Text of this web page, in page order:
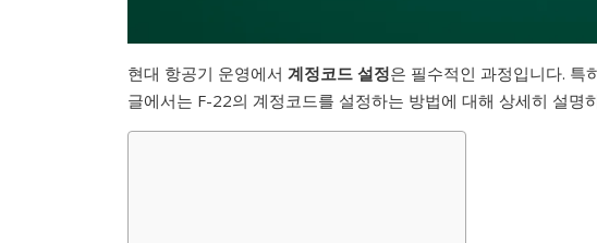
현대 항공기 운영에서 계정코드 설정은 필수적인 과정입니다. 특
글에서는 F-22의 계정코드를 설정하는 방법에 대해 상세히 설명